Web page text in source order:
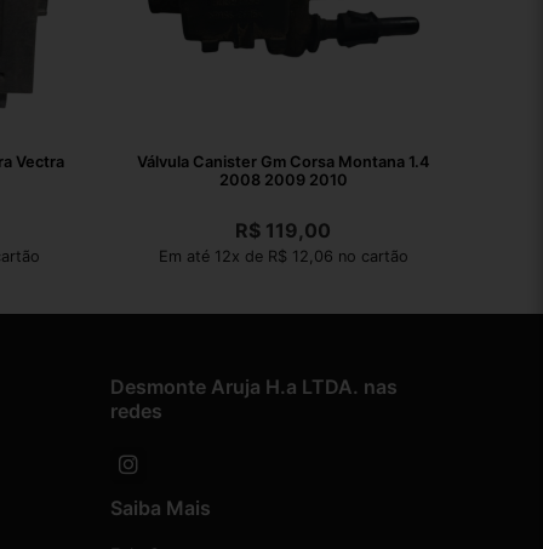
Vectra
Válvula Canister Gm Corsa Montana 1.4
2008 2009 2010
R$ 119,00
Em até 12x de R$ 12,06 no cartão
Desmonte Aruja H.a LTDA. nas
redes
Saiba Mais